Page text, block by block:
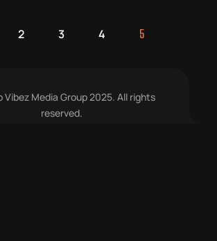
2 3 4 5
Media Group 2025. All rights
reserved.